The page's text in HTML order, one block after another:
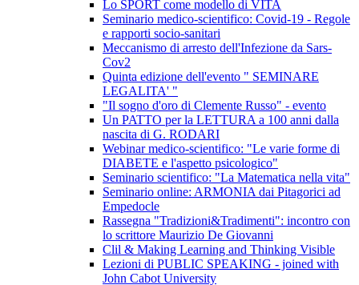
Lo SPORT come modello di VITA
Seminario medico-scientifico: Covid-19 - Regole
e rapporti socio-sanitari
Meccanismo di arresto dell'Infezione da Sars-
Cov2
Quinta edizione dell'evento " SEMINARE
LEGALITA' "
"Il sogno d'oro di Clemente Russo" - evento
Un PATTO per la LETTURA a 100 anni dalla
nascita di G. RODARI
Webinar medico-scientifico: "Le varie forme di
DIABETE e l'aspetto psicologico"
Seminario scientifico: "La Matematica nella vita"
Seminario online: ARMONIA dai Pitagorici ad
Empedocle
Rassegna "Tradizioni&Tradimenti": incontro con
lo scrittore Maurizio De Giovanni
Clil & Making Learning and Thinking Visible
Lezioni di PUBLIC SPEAKING - joined with
John Cabot University